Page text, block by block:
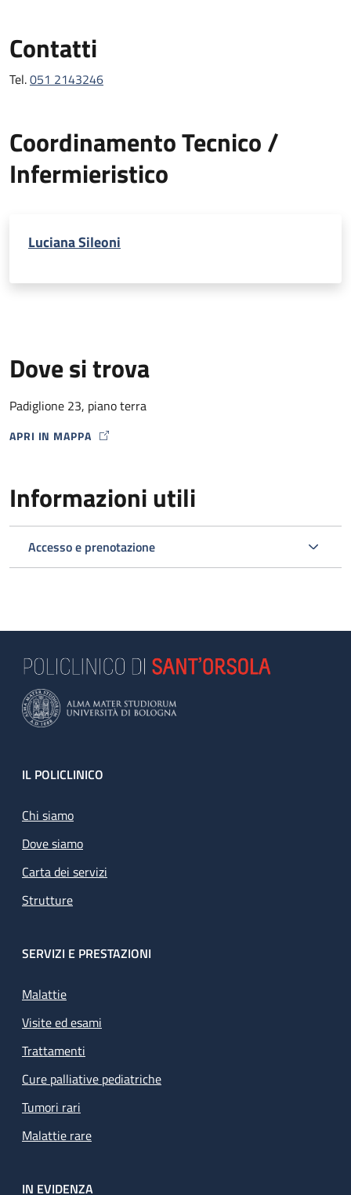
Contatti
Tel.051 2143246
Coordinamento Tecnico /
Infermieristico
Luciana Sileoni
Dove si trova
Padiglione 23, piano terra
APRI IN MAPPA
MAP ICON
Informazioni utili
Accesso e prenotazione
Footer
IL POLICLINICO
Chi siamo
Dove siamo
Carta dei servizi
Strutture
SERVIZI E PRESTAZIONI
Malattie
Visite ed esami
Trattamenti
Cure palliative pediatriche
Tumori rari
Malattie rare
IN EVIDENZA